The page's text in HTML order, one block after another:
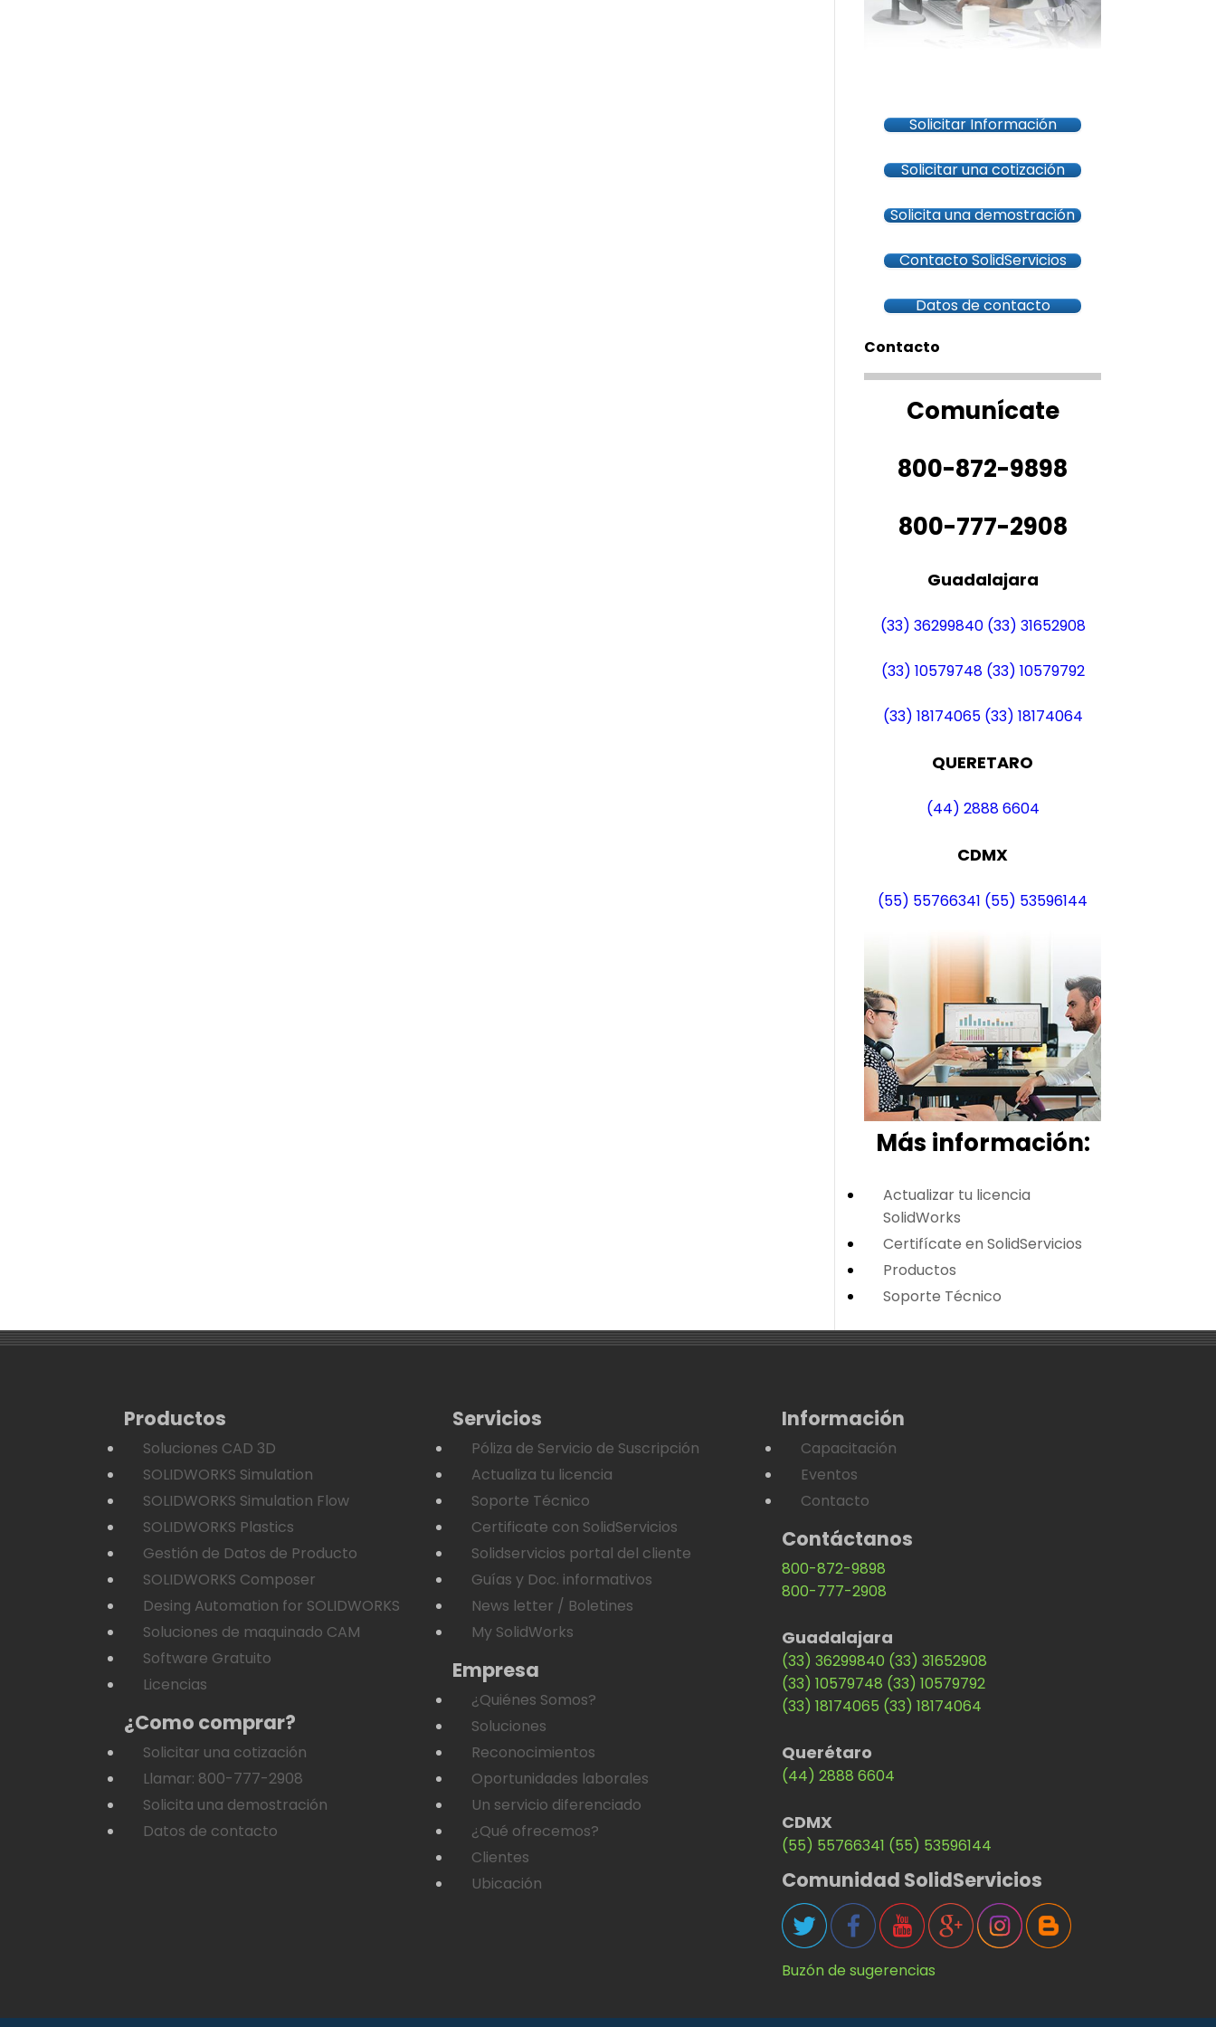
Solicitar Información
Solicitar una cotización
Solicita una demostración
Contacto SolidServicios
Datos de contacto
Contacto
Comunícate
800-872-9898
800-777-2908
Guadalajara
(33) 36299840 (33) 31652908
(33) 10579748 (33) 10579792
(33) 18174065 (33) 18174064
QUERETARO
(44) 2888 6604
CDMX
(55) 55766341 (55) 53596144
Más información:
Actualizar tu licencia
SolidWorks
Certifícate en SolidServicios
Productos
Soporte Técnico
Productos
Soluciones CAD 3D
SOLIDWORKS Simulation
SOLIDWORKS Simulation Flow
SOLIDWORKS Plastics
Gestión de Datos de Producto
SOLIDWORKS Composer
Desing Automation for SOLIDWORKS
Soluciones de maquinado CAM
Software Gratuito
Licencias
¿Como comprar?
Solicitar una cotización
Llamar: 800-777-2908
Solicita una demostración
Datos de contacto
Servicios
Póliza de Servicio de Suscripción
Actualiza tu licencia
Soporte Técnico
Certificate con SolidServicios
Solidservicios portal del cliente
Guías y Doc. informativos
News letter / Boletines
My SolidWorks
Empresa
¿Quiénes Somos?
Soluciones
Reconocimientos
Oportunidades laborales
Un servicio diferenciado
¿Qué ofrecemos?
Clientes
Ubicación
Información
Capacitación
Eventos
Contacto
Contáctanos
800-872-9898
800-777-2908
Guadalajara
(33) 36299840 (33) 31652908
(33) 10579748 (33) 10579792
(33) 18174065 (33) 18174064
Querétaro
(44) 2888 6604
CDMX
(55) 55766341 (55) 53596144
Comunidad SolidServicios
Buzón de sugerencias